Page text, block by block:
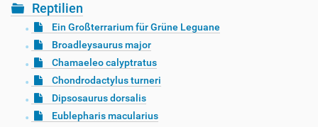
Reptilien
Ein Großterrarium für Grüne Leguane
Broadleysaurus major
Chamaeleo calyptratus
Chondrodactylus turneri
Dipsosaurus dorsalis
Eublepharis macularius